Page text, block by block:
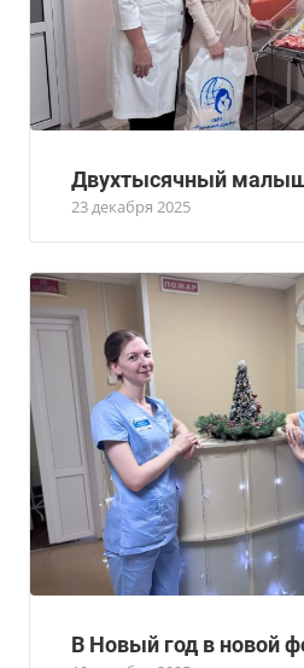
Двухтысячный малыш
23 декабря 2025
В Новый год в новой